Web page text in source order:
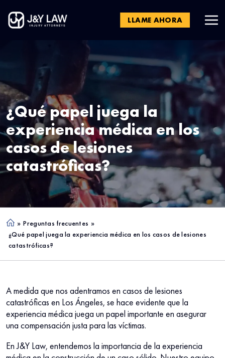
LLAME AHORA
¿Qué papel juega la
experiencia médica en los
casos de lesiones
catastróficas?
Ho
me
» Preguntas frecuentes »
¿Qué papel juega la experiencia médica en los casos de lesiones
catastróficas?
A medida que nos adentramos en casos de lesiones
catastróficas en Los Ángeles, se hace evidente que la
experiencia médica juega un papel importante en asegurar
una compensación justa para las víctimas.
En J&Y Law, entendemos la importancia de la experiencia